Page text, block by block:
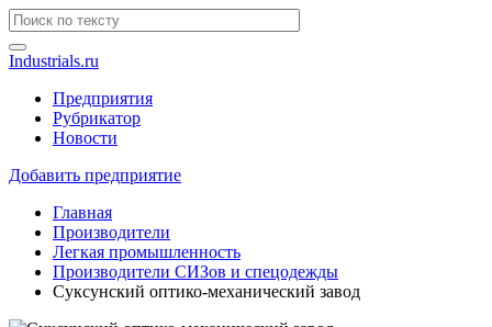
Industrials.ru
Предприятия
Рубрикатор
Новости
Добавить предприятие
Главная
Производители
Легкая промышленность
Производители СИЗов и спецодежды
Суксунский оптико-механический завод